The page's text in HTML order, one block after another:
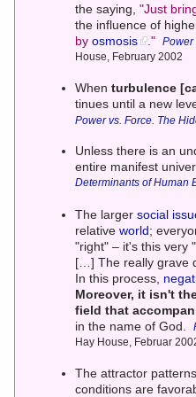
the saying,"Just
the influence of
byosmosis ." Power
House, February 2002
Whenturbulence
tinues until a new
Power vs. Force. The
Unless there is an
entire manifest
Determinants of Human
The largersocial
relativeworld;
"right" – it's this very
[…] The really grave
In this process,
Moreover, it isn't
field that
in the name of God.
Hay House, Februar
The attractor
conditions are